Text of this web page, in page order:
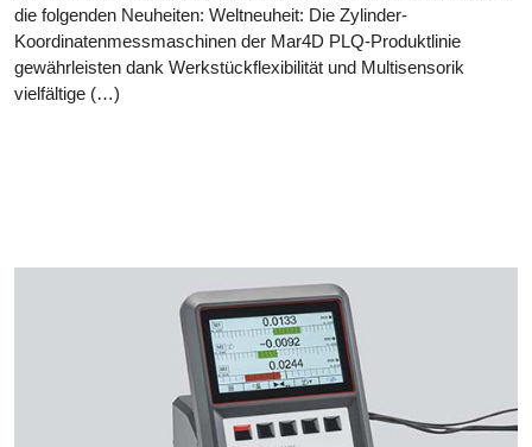
die folgenden Neuheiten: Weltneuheit: Die Zylinder-
Koordinatenmessmaschinen der Mar4D PLQ-Produktlinie
gewährleisten dank Werkstückflexibilität und Multisensorik
vielfältige (…)